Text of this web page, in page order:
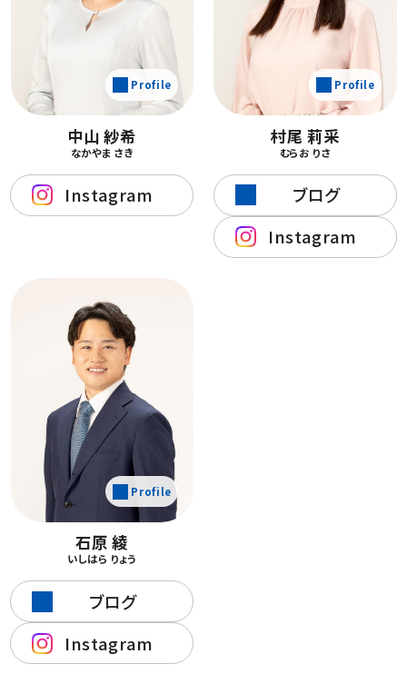
Profile
中山 紗希
なかやま さき
Instagram
Profile
村尾 莉采
むらお りさ
ブログ
Instagram
Profile
石原 綾
いしはら りょう
ブログ
Instagram